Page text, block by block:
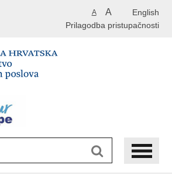
English
A A
Prilagodba pristupačnosti